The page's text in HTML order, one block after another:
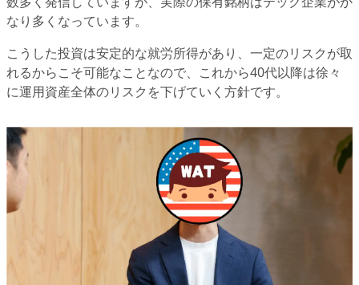
なり多くなっています。
こうした投資は安定的な就労所得があり、一定のリスクが取
れるからこそ可能なことなので、これから40代以降は徐々
に運用資産全体のリスクを下げていく方針です。